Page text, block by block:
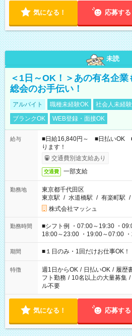
気になる！ 応募する
未読
＜1日～OK！＞あの有名企
総会のお手伝い！
アルバイト 職種未経験OK 社会人未経
ブランクOK
WEB登録・面接OK
給与
■日給16,840円～ ■日払いOK
ります！
交通費別途支給あり
交通費 一部支給
勤務地
東京都千代田区
東京駅 / 水道橋駅 / 有楽町駅 /
株式会社マッシュ
勤務時間
■シフト例 ・07:00～19:30 ・
18:00～23:00 ・19:00～07:00
etc ★最短で3時間で5,120円のお仕事から 15時間で2万円近く稼
げるお仕事も！ ご希望のお時間に合わせてご紹介！ ※シフトは
ください！
期間 ■１日のみ・1回だけお仕事OK！
特徴 週1日からOK / 日払いOK / 履歴
フト勤務 / 10名以上の大量募集 /
ル不要
気になる！ 応募する